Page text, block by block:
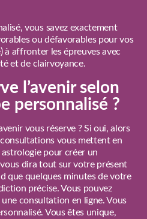
vous savez exactement
ou défavorables pour vos
à affronter les épreuves avec
et de clairvoyance.
l’avenir selon
personnalisé ?
vous réserve ? Si oui, alors
vous mettent en
pour créer un
dira tout sur votre présent
que quelques minutes de votre
précise. Vous pouvez
consultation en ligne. Vous
Vous êtes unique,